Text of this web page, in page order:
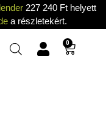
227 240 Ft helyett
a részletekért.
0